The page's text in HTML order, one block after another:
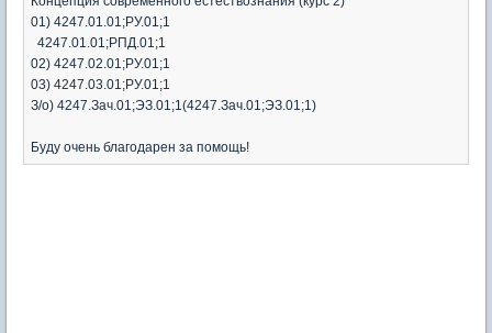
01) 4247.01.01;РУ.01;1
4247.01.01;РПД.01;1
02) 4247.02.01;РУ.01;1
03) 4247.03.01;РУ.01;1
З/о) 4247.Зач.01;ЭЗ.01;1(4247.Зач.01;ЭЗ.01;1)
Буду очень благодарен за помощь!